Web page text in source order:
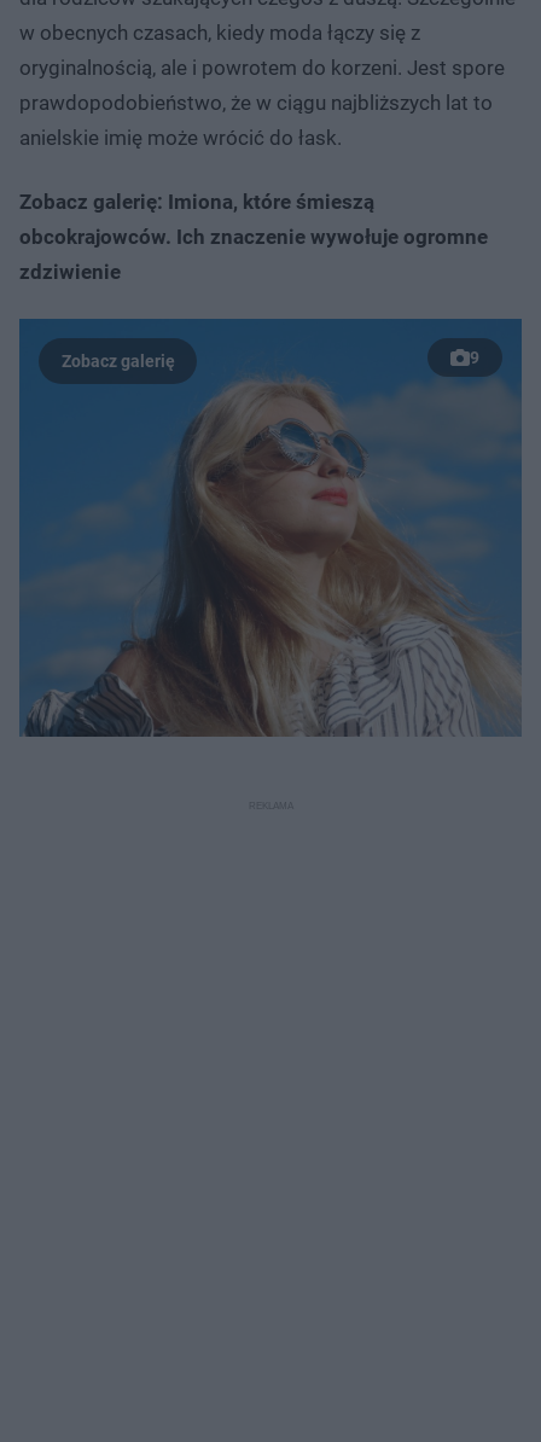
w obecnych czasach, kiedy moda łączy się z
oryginalnością, ale i powrotem do korzeni. Jest spore
prawdopodobieństwo, że w ciągu najbliższych lat to
anielskie imię może wrócić do łask.
Zobacz galerię: Imiona, które śmieszą
obcokrajowców. Ich znaczenie wywołuje ogromne
zdziwienie
9